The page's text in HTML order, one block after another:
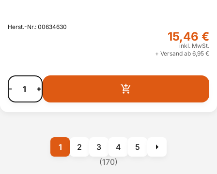
Herst.-Nr.: 00634630
15,46 €
inkl. MwSt.
+ Versand ab 6,95 €
- +
(170)
1 2 3 4 5